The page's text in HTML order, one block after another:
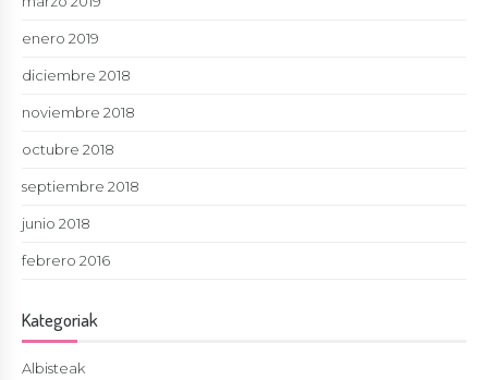
enero 2019
diciembre 2018
noviembre 2018
octubre 2018
septiembre 2018
junio 2018
febrero 2016
Kategoriak
Albisteak